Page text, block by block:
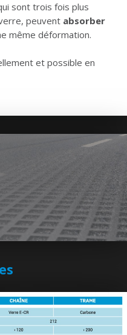
sont trois fois plus
peuvent absorber
même déformation.
et possible en